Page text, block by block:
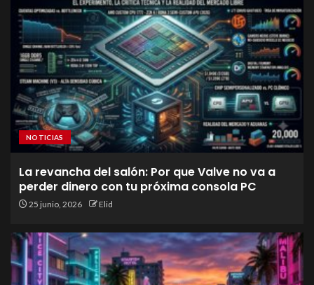
NOTICIAS
La revancha del salón: Por que Valve no va a
perder dinero con tu próxima consola PC
25 junio, 2026 Elid